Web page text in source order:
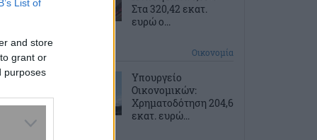
List of
and store
grant or
purposes
Στα 320,42 εκατ.
ευρώ ο...
Οικονομία
Υπουργείο
Οικονομικών:
Χρηματοδότηση 204,6
εκατ. ευρώ...